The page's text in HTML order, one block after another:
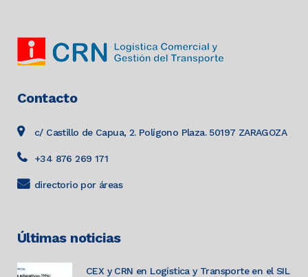
Contacto
c/ Castillo de Capua, 2. Polígono Plaza. 50197 ZARAGOZA
+34 876 269 171
directorio por áreas
Últimas noticias
CEX y CRN en Logística y Transporte en el SIL